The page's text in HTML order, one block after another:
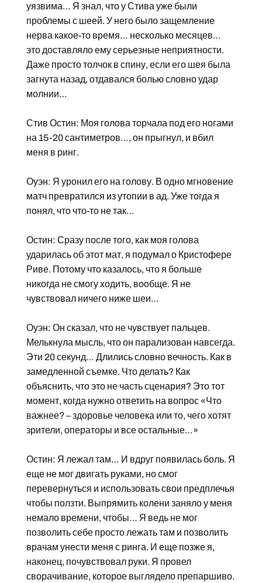
уязвима… Я знал, что у Стива уже были
проблемы с шеей. У него было защемление
нерва какое-то время… несколько месяцев…
это доставляло ему серьезные неприятности.
Даже просто толчок в спину, если его шея была
загнута назад, отдавался болью словно удар
молнии…
Стив Остин: Моя голова торчала под его ногами
на 15-20 сантиметров…, он прыгнул, и вбил
меня в ринг.
Оуэн: Я уронил его на голову. В одно мгновение
матч превратился из утопии в ад. Уже тогда я
понял, что что-то не так…
Остин: Сразу после того, как моя голова
ударилась об этот мат, я подумал о Кристофере
Риве. Потому что казалось, что я больше
никогда не смогу ходить, вообще. Я не
чувствовал ничего ниже шеи…
Оуэн: Он сказал, что не чувствует пальцев.
Мелькнула мысль, что он парализован навсегда.
Эти 20 секунд… Длились словно вечность. Как в
замедленной съемке. Что делать? Как
объяснить, что это не часть сценария? Это тот
момент, когда нужно ответить на вопрос «Что
важнее? – здоровье человека или то, чего хотят
зрители, операторы и все остальные…»
Остин: Я лежал там… И вдруг появилась боль. Я
еще не мог двигать руками, но смог
перевернуться и использовать свои предплечья
чтобы ползти. Выпрямить колени заняло у меня
немало времени, чтобы… Я ведь не мог
позволить себе просто лежать там и позволить
врачам унести меня с ринга. И еще позже я,
наконец, почувствовал руки. Я провел
сворачивание, которое выглядело препаршиво.